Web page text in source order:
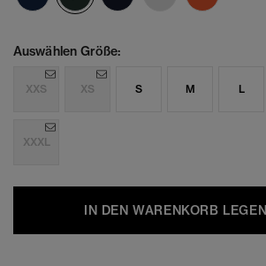
Auswählen Größe:
XXS XS S M L
XXXL
IN DEN WARENKORB LEGEN